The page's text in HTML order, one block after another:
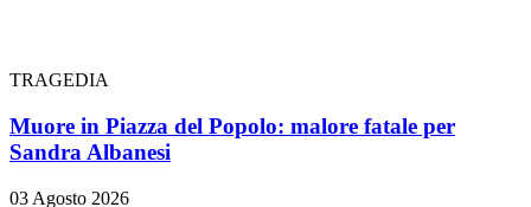
TRAGEDIA
Muore in Piazza del Popolo: malore fatale per
Sandra Albanesi
03 Agosto 2026